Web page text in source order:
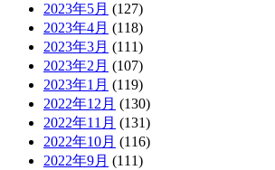
2023年5月 (127)
2023年4月 (118)
2023年3月 (111)
2023年2月 (107)
2023年1月 (119)
2022年12月 (130)
2022年11月 (131)
2022年10月 (116)
2022年9月 (111)